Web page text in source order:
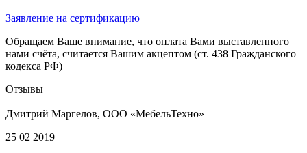
Заявление на сертификацию
Обращаем Ваше внимание, что оплата Вами выставленного
нами счёта, считается Вашим акцептом (ст. 438 Гражданского
кодекса РФ)
Отзывы
Дмитрий Маргелов, ООО «МебельТехно»
25 02 2019